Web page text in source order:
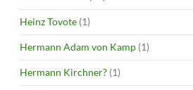
Heinz Tovote (1)
Hermann Adam von Kamp (1)
Hermann Kirchner? (1)